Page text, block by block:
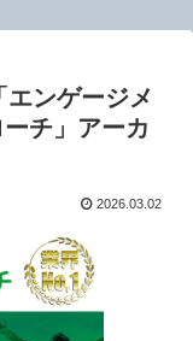
ンゲージメ
チ」アーカ
2026.03.02